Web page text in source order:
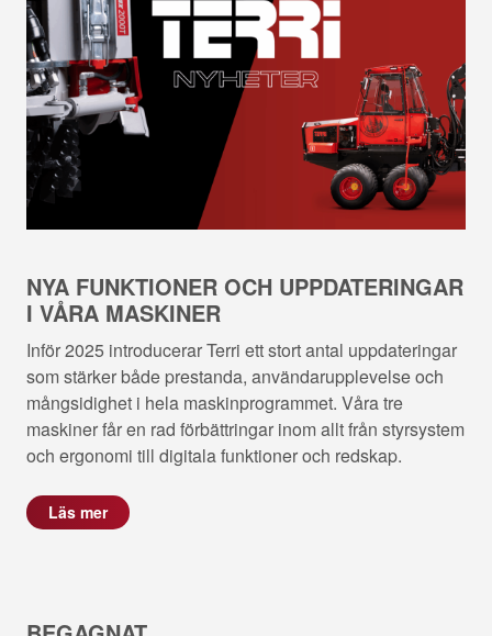
NYA FUNKTIONER OCH UPPDATERINGAR
I VÅRA MASKINER
Inför 2025 introducerar Terri ett stort antal uppdateringar
som stärker både prestanda, användarupplevelse och
mångsidighet i hela maskinprogrammet. Våra tre
maskiner får en rad förbättringar inom allt från styrsystem
och ergonomi till digitala funktioner och redskap.
Läs mer